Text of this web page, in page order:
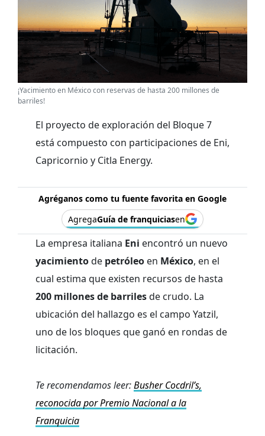
¡Yacimiento en México con reservas de hasta 200 millones de
barriles!
El proyecto de exploración del Bloque 7
está compuesto con participaciones de Eni,
Capricornio y Citla Energy.
Agréganos como tu fuente favorita en Google
AgregaGuía de franquiciasen
La empresa italiana Eni encontró un nuevo
yacimientode petróleo en México, en el
cual estima que existen recursos de hasta
200 millones de barrilesde crudo. La
ubicación del hallazgo es el campo Yatzil,
uno de los bloques que ganó en rondas de
licitación.
Te recomendamos leer:Busher Cocdril’s,
reconocida por Premio Nacional a la
Franquicia